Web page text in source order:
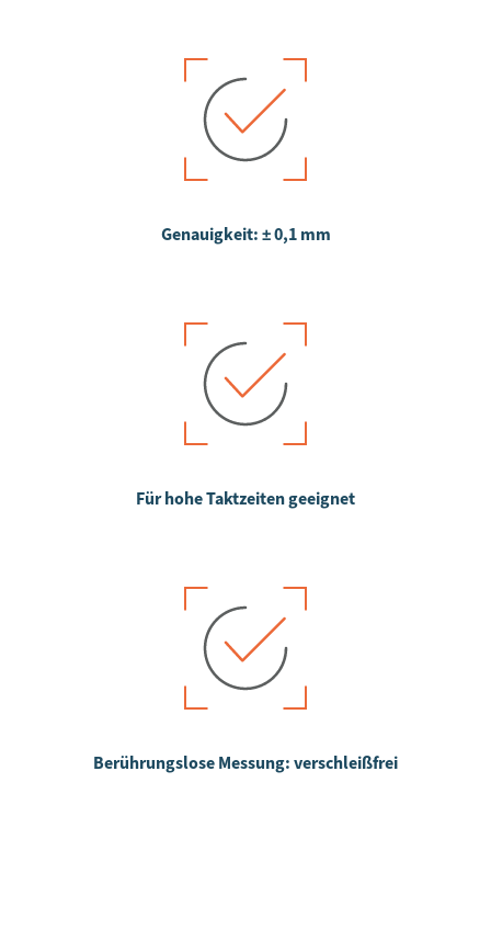
Genauigkeit: ± 0,1 mm
Für hohe Taktzeiten geeignet
Berührungslose Messung: verschleißfrei